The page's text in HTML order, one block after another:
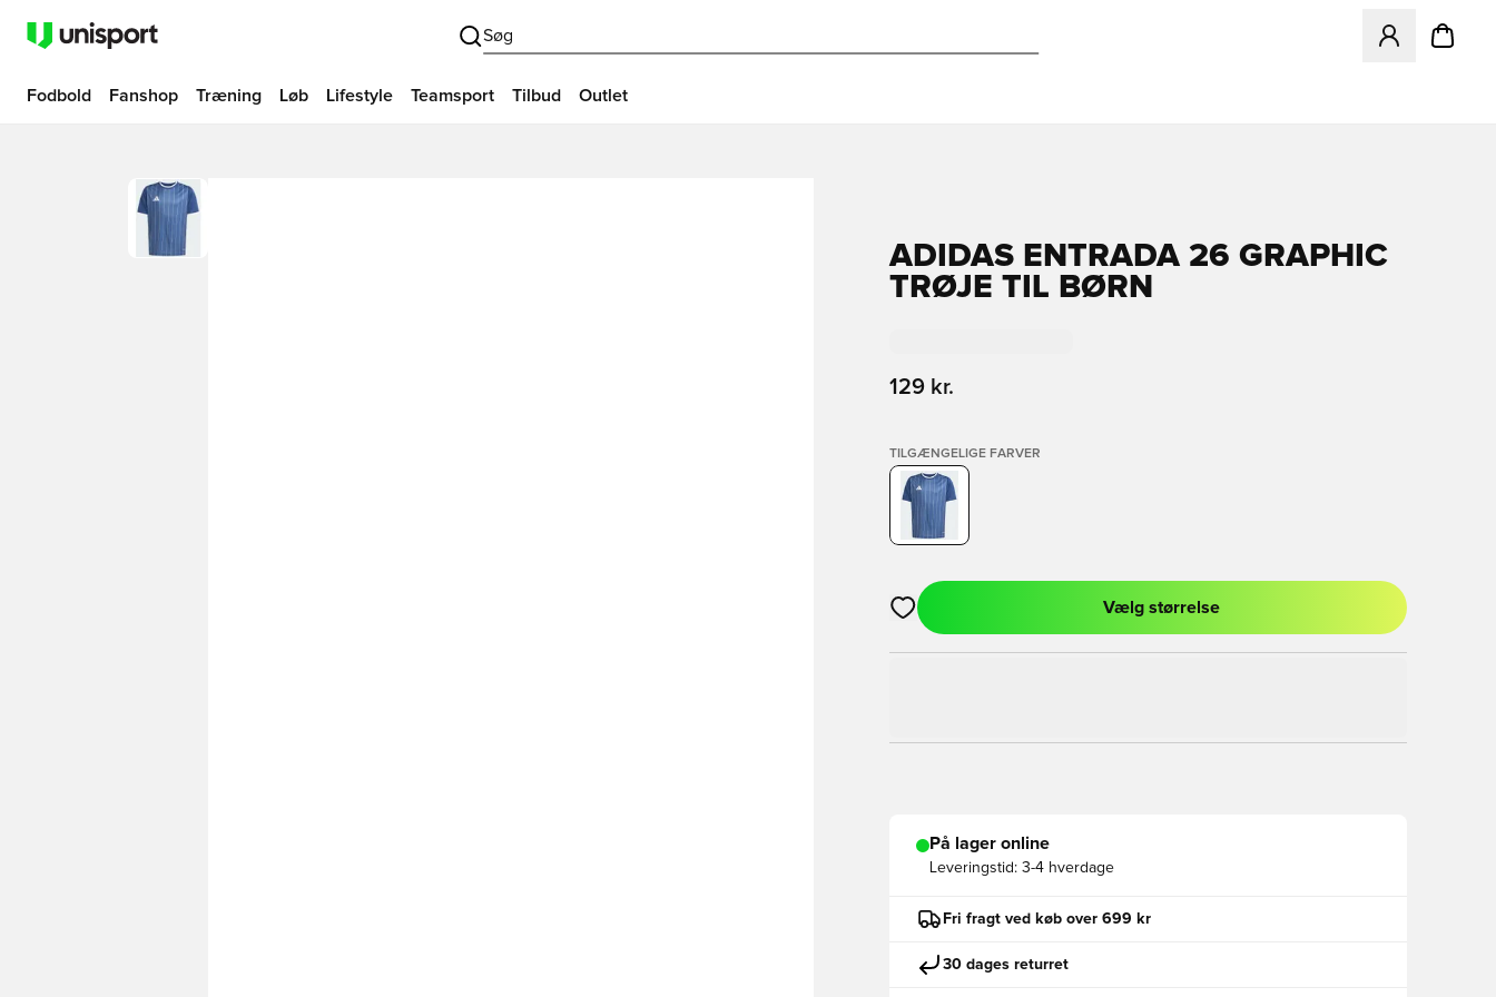
Søg
Åbner en
Fodbold Fanshop Træning Løb Lifestyle Teamsport Tilbud Outlet
ADIDAS ENTRADA 26 GRAPHIC
TRØJE TIL BØRN
129 kr.
TILGÆNGELIGE FARVER
Åbner en Modal til at logge ind eller tilmelde dig som medlem
Vælg størrelse
På lager online
Leveringstid: 3-4 hverdage
Fri fragt ved køb over 699 kr
30 dages returret